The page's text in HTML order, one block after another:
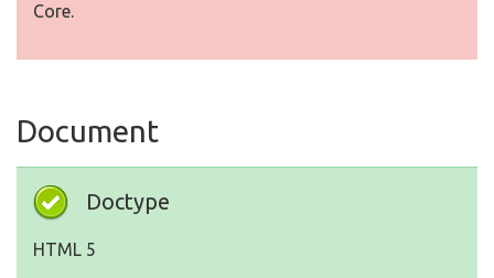
Core.
Document
Doctype
HTML 5